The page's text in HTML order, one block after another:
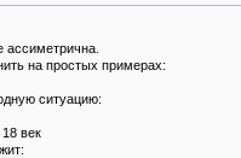
ассиметрична.
на простых примерах:
ситуацию:
век